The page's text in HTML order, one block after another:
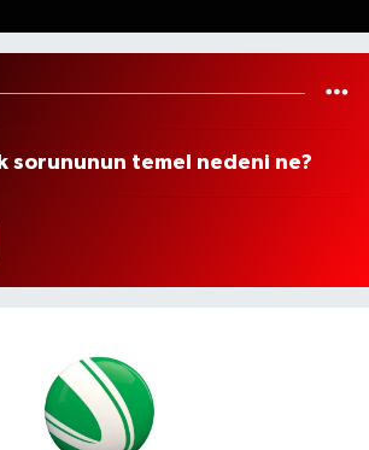
sorununun temel nedeni ne?